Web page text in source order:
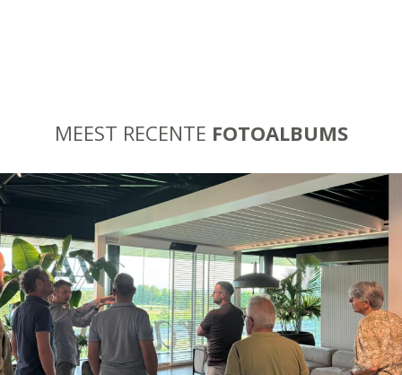
MEEST RECENTE FOTOALBUMS